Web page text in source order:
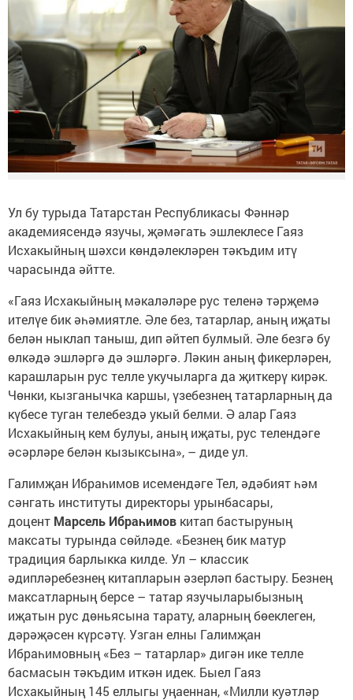
Ул бу турыда Татарстан Республикасы Фәннәр
академиясендә язучы, җәмәгать эшлеклесе Гаяз
Исхакыйның шәхси көндәлекләрен тәкъдим итү
чарасында әйтте.
«Гаяз Исхакыйның мәкаләләре рус теленә тәрҗемә
ителүе бик әһәмиятле. Әле без, татарлар, аның иҗаты
белән ныклап таныш, дип әйтеп булмый. Әле безгә бу
өлкәдә эшләргә дә эшләргә. Ләкин аның фикерләрен,
карашларын рус телле укучыларга да җиткерү кирәк.
Чөнки, кызганычка каршы, үзебезнең татарларның да
күбесе туган телебездә укый белми. Ә алар Гаяз
Исхакыйның кем булуы, аның иҗаты, рус телендәге
әсәрләре белән кызыксына», – диде ул.
Галимҗан Ибраһимов исемендәге Тел, әдәбият һәм
сәнгать институты директоры урынбасары,
доцент Марсель Ибраһимов китап бастыруның
максаты турында сөйләде. «Безнең бик матур
традиция барлыкка килде. Ул – классик
әдипләребезнең китапларын әзерләп бастыру. Безнең
максатларның берсе – татар язучыларыбызның
иҗатын рус дөньясына тарату, аларның бөеклеген,
дәрәҗәсен күрсәтү. Узган елны Галимҗан
Ибраһимовның «Без – татарлар» дигән ике телле
басмасын тәкъдим иткән идек. Быел Гаяз
Исхакыйның 145 еллыгы уңаеннан, «Милли куәтләр